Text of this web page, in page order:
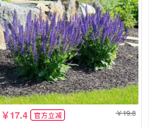
17.4 官方立减 19.8